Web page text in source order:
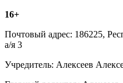
16+
Почтовый адрес: 186225,
а/я 3
Учредитель: Алексеев